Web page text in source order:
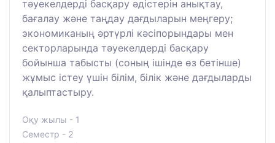
тәуекелдерді басқару әдістерін анықтау,
бағалау және таңдау дағдыларын меңгеру;
экономиканың әртүрлі кәсіпорындары мен
секторларында тәуекелдерді басқару
бойынша табысты (соның ішінде өз бетінше)
жұмыс істеу үшін білім, білік және дағдыларды
қалыптастыру.
Оқу жылы - 1
Семестр - 2